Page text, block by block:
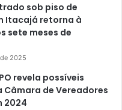
sob piso de
Itacajá retorna à
sete meses de
2025
revela possíveis
Câmara de Vereadores
2024